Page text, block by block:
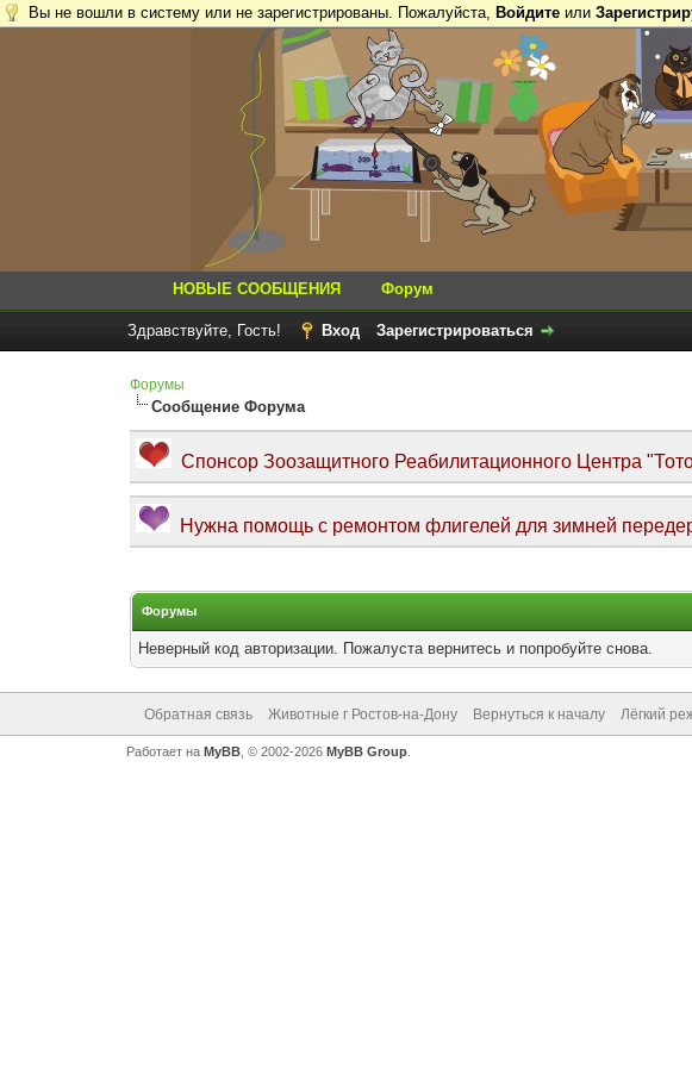
Вы не вошли в систему или не зарегистрированы. Пожалуйста, Войдите или
НОВЫЕ СООБЩЕНИЯ Форум
Здравствуйте, Гость! Вход Зарегистрироваться
Форумы
Сообщение Форума
Спонсор Зоозащитного Реабилитационного Центра
Нужна помощь с ремонтом флигелей для зимней
Форумы
Неверный код авторизации. Пожалуста вернитесь и попробуйте снова.
Обратная связь Животные г Ростов-на-Дону Вернуться к началу Лёгкий
Работает на MyBB, © 2002-2026 MyBB Group.